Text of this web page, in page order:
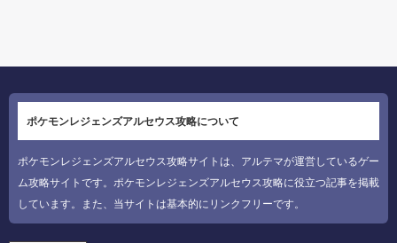
ポケモンレジェンズアルセウス攻略について
ポケモンレジェンズアルセウス攻略サイトは、アルテマが運営しているゲー
ム攻略サイトです。ポケモンレジェンズアルセウス攻略に役立つ記事を掲載
しています。また、当サイトは基本的にリンクフリーです。